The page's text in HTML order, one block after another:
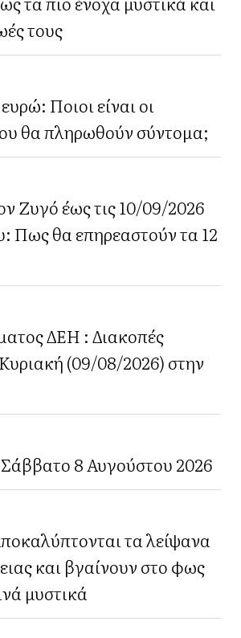
τους
Ποιοι είναι οι
θα πληρωθούν σύντομα;
Ζυγό έως τις 10/09/2026
Πως θα επηρεαστούν τα 12
ΔΕΗ : Διακοπές
(09/08/2026) στην
8 Αυγούστου 2026
τα λείψανα
και βγαίνουν στο φως
μυστικά